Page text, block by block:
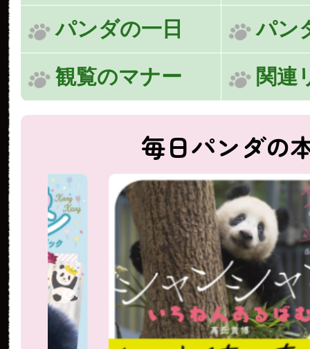
パンダの一日 パン
観覧のマナー 関連
毎日パンダの